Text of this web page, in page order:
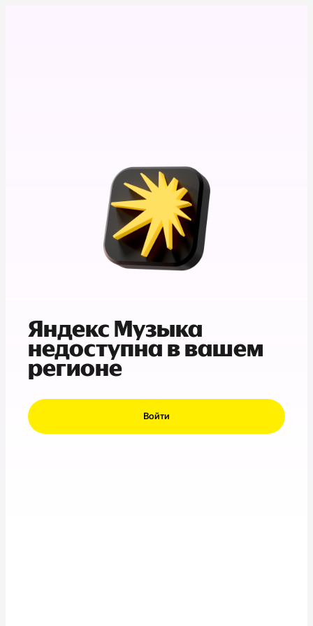
Яндекс Музыка
недоступна в вашем
регионе
Войти